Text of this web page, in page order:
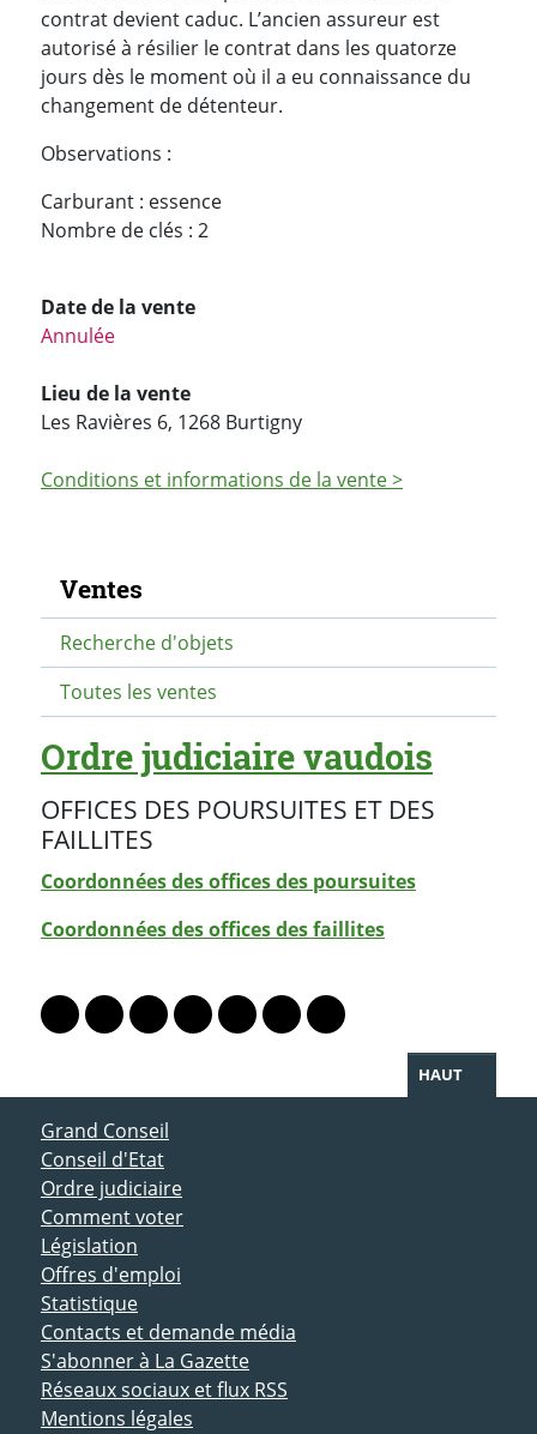
contrat devient caduc. L’ancien assureur est
autorisé à résilier le contrat dans les quatorze
jours dès le moment où il a eu connaissance du
changement de détenteur.
Observations :
Carburant : essence
Nombre de clés : 2
Date de la vente
Annulée
Lieu de la vente
Les Ravières 6, 1268 Burtigny
Conditions et informations de la vente >
Navigation secondaire
Ventes
Recherche d'objets
Toutes les ventes
Ordre judiciaire vaudois
OFFICES DES POURSUITES ET DES
FAILLITES
Coordonnées des offices des poursuites
Coordonnées des offices des faillites
Lien vers le profil Mastodon
Lien vers le profil Bluesky
Lien vers le profil Instagram
Lien vers le profil Linkedin
Lien vers le profil Facebook
Lien vers le profil Twitter
Partager par WhatsApp
HAUT
ACCÈS DIRECT
Grand Conseil
Conseil d'Etat
Ordre judiciaire
Comment voter
Législation
Offres d'emploi
Statistique
Contacts et demande média
S'abonner à La Gazette
Réseaux sociaux et flux RSS
Mentions légales